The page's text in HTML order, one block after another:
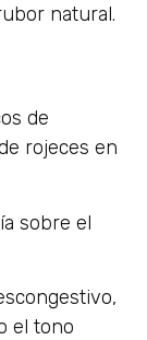
natural.
de
rojeces en
sobre el
el tono